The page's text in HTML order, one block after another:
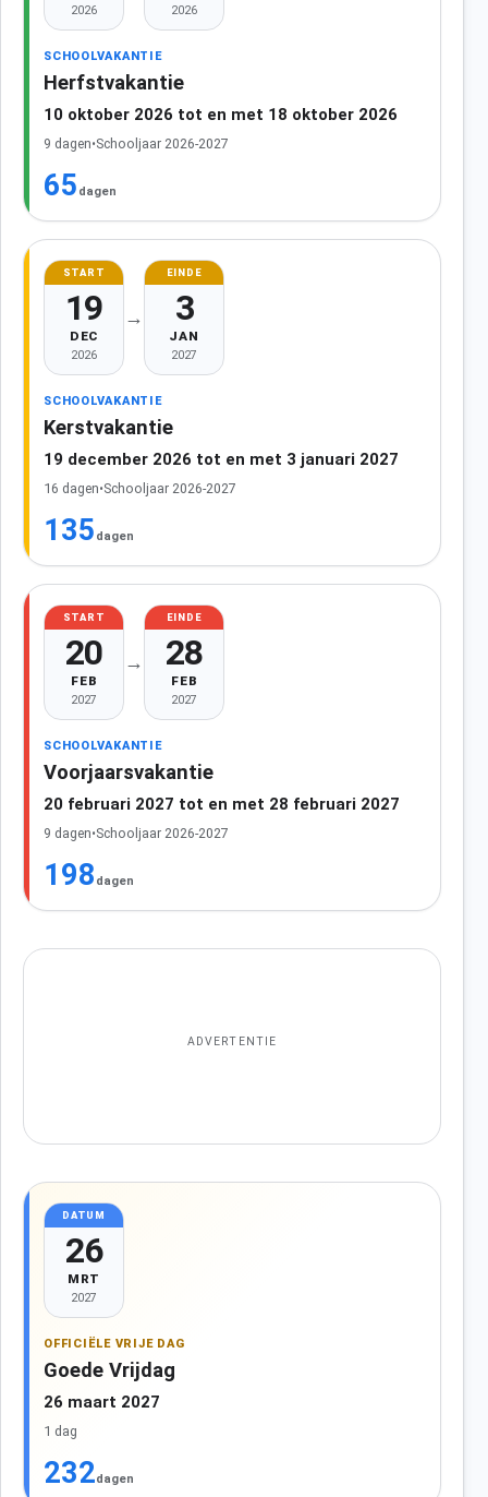
2026 2026
SCHOOLVAKANTIE
Herfstvakantie
10 oktober 2026 tot en met 18 oktober 2026
9 dagen•Schooljaar 2026-2027
65 dagen
START
19
DEC
2026
→
EINDE
3
JAN
2027
SCHOOLVAKANTIE
Kerstvakantie
19 december 2026 tot en met 3 januari 2027
16 dagen•Schooljaar 2026-2027
135 dagen
START
20
FEB
2027
→
EINDE
28
FEB
2027
SCHOOLVAKANTIE
Voorjaarsvakantie
20 februari 2027 tot en met 28 februari 2027
9 dagen•Schooljaar 2026-2027
198 dagen
ADVERTENTIE
DATUM
26
MRT
2027
OFFICIËLE VRIJE DAG
Goede Vrijdag
26 maart 2027
1 dag
232dagen